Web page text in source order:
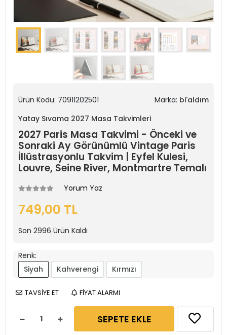
Ürün Kodu: 70911202501 Marka: bi'aldım
Yatay Sıvama 2027 Masa Takvimleri
2027 Paris Masa Takvimi - Önceki ve
Sonraki Ay Görünümlü Vintage Paris
İllüstrasyonlu Takvim | Eyfel Kulesi,
Louvre, Seine River, Montmartre Temalı
Yorum Yaz
749,00 TL
Son 2996 Ürün Kaldı
Renk:
Siyah
Kahverengi Kırmızı
TAVSİYE ET FİYAT ALARMI
SEPETE EKLE